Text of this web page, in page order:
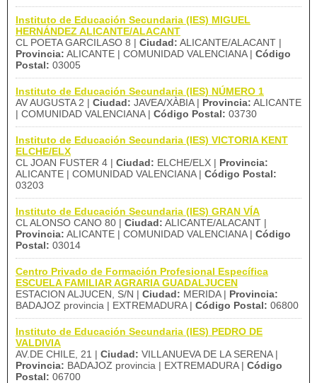
Instituto de Educación Secundaria (IES) MIGUEL
HERNÁNDEZ ALICANTE/ALACANT
CL POETA GARCILASO 8 | Ciudad: ALICANTE/ALACANT |
Provincia: ALICANTE | COMUNIDAD VALENCIANA | Código
Postal: 03005
Instituto de Educación Secundaria (IES) NÚMERO 1
AV AUGUSTA 2 | Ciudad: JAVEA/XÀBIA | Provincia: ALICANTE
| COMUNIDAD VALENCIANA | Código Postal: 03730
Instituto de Educación Secundaria (IES) VICTORIA KENT
ELCHE/ELX
CL JOAN FUSTER 4 | Ciudad: ELCHE/ELX | Provincia:
ALICANTE | COMUNIDAD VALENCIANA | Código Postal:
03203
Instituto de Educación Secundaria (IES) GRAN VÍA
CL ALONSO CANO 80 | Ciudad: ALICANTE/ALACANT |
Provincia: ALICANTE | COMUNIDAD VALENCIANA | Código
Postal: 03014
Centro Privado de Formación Profesional Específica
ESCUELA FAMILIAR AGRARIA GUADALJUCEN
ESTACION ALJUCEN, S/N | Ciudad: MERIDA | Provincia:
BADAJOZ provincia | EXTREMADURA | Código Postal: 06800
Instituto de Educación Secundaria (IES) PEDRO DE
VALDIVIA
AV.DE CHILE, 21 | Ciudad: VILLANUEVA DE LA SERENA |
Provincia: BADAJOZ provincia | EXTREMADURA | Código
Postal: 06700